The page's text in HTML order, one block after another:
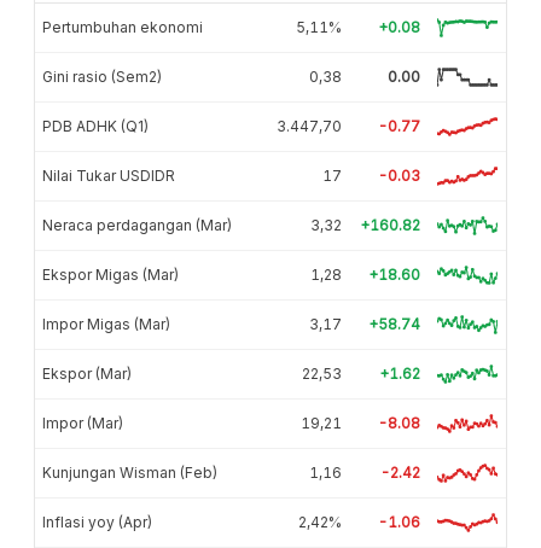
Pertumbuhan ekonomi 5,11% +0.08
Gini rasio (Sem2) 0,38 0.00
PDB ADHK (Q1) 3.447,70 -0.77
Nilai Tukar USDIDR 17 -0.03
Neraca perdagangan (Mar) 3,32 +160.82
Ekspor Migas (Mar) 1,28 +18.60
Impor Migas (Mar) 3,17 +58.74
Ekspor (Mar) 22,53 +1.62
Impor (Mar) 19,21 -8.08
Kunjungan Wisman (Feb) 1,16 -2.42
Inflasi yoy (Apr) 2,42% -1.06